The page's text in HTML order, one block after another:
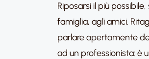
Riposarsi il più
famiglia, agli amici.
parlare apertamente
ad un professionista: è